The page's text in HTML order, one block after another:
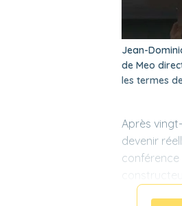
Jean-
de Meo
les termes
Après
devenir
conférence